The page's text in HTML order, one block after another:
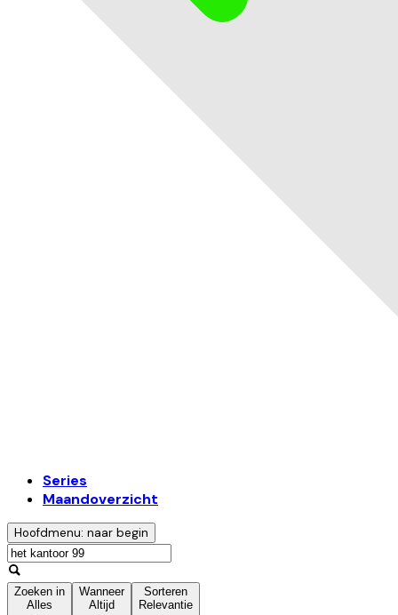
Series
Maandoverzicht
Hoofdmenu: naar begin
Zoeken in
Alles
Wanneer
Altijd
Sorteren
Relevantie